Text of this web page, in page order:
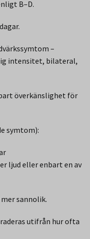
B–D.
–
intensitet, bilateral,
överkänslighet för
symtom):
ljud eller enbart en av
mer sannolik.
utifrån hur ofta